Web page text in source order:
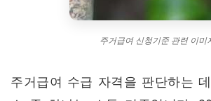
주거급여 신청기준 관련 이미
주거급여 수급 자격을 판단하는